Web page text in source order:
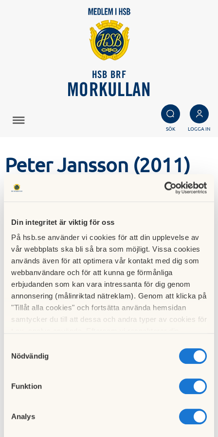
Din integritet är viktig för oss
På hsb.se använder vi cookies för att din upplevelse av
vår webbplats ska bli så bra som möjligt. Vissa cookies
används även för att optimera vår kontakt med dig som
webbanvändare och för att kunna ge förmånliga
erbjudanden som kan vara intressanta för dig genom
annonsering (målinriktad nätreklam). Genom att klicka på
"Tillåt alla cookies" och fortsätta använda hemsidan
samtycker du till att dessa och andra typer av cookies för
cookies och välja att endast tillåta ett urval.
Nödvändig
Funktion
Analys
HSB BRF
MORKULLAN
SÖK LOGGA IN
Peter Jansson (2011)
Peter jobbar som fastighetsskötare och förvaltare i vår
1991.
Fastighetsskötare och förvaltare
Sedan 20 år tillbaka har Peter varit med i de flesta
underhålls- och reparationsprojekt som pågått i föreningen.
Som exempel kan nämnas löpande renoveringar av tak,
fasader, fönster, dörrar, trapphus och tvättstugor. Andra
projekt har varit omläggning av betong på
kungsbalkongerna, byte av värmecentralen och
Nämn ett extra spännande projekt
myndigheter innan vi fick igenom det! Och förstås det
pågående stambytet och arbetet med undersökningar och